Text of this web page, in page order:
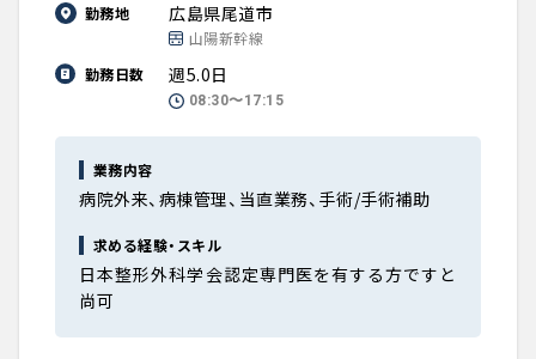
勤務地 広島県尾道市
山陽新幹線
勤務日数
週5.0日
08:30〜17:15
業務内容
病院外来、病棟管理、当直業務、手術/手術補助
求める経験・スキル
日本整形外科学会認定専門医を有する方ですと
尚可